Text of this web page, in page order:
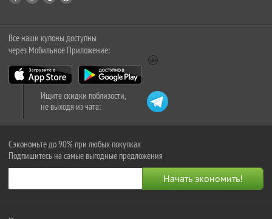
Все наши купоны доступны
через Мобильное Приложение:
Ищите скидки поблизости,
не выходя из чата:
Сэкономьте до 90% при любых покупках
Подпишитесь на самые выгодные предложения